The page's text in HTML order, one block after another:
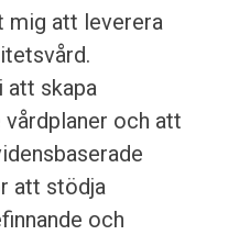
mig att leverera
att skapa
och att
att stödja
och